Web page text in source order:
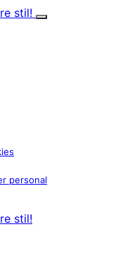
personal